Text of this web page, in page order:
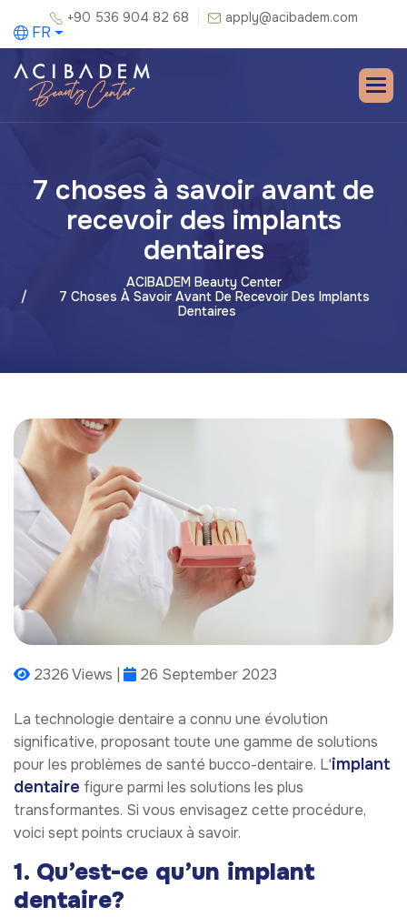
+90 536 904 82 68 apply@acibadem.com
FR
7 choses à savoir avant de
recevoir des implants
dentaires
ACIBADEM Beauty Center
7 Choses À Savoir Avant De Recevoir Des Implants
Dentaires
2326 Views | 26 September 2023
La technologie dentaire a connu une évolution
significative, proposant toute une gamme de solutions
pour les problèmes de santé bucco-dentaire. L'implant
dentaire figure parmi les solutions les plus
transformantes. Si vous envisagez cette procédure,
voici sept points cruciaux à savoir.
1. Qu’est-ce qu’un implant
dentaire?